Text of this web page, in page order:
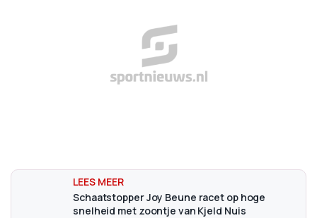
Schaatstopper Joy Beune racet op hoge
snelheid met zoontje van Kjeld Nuis